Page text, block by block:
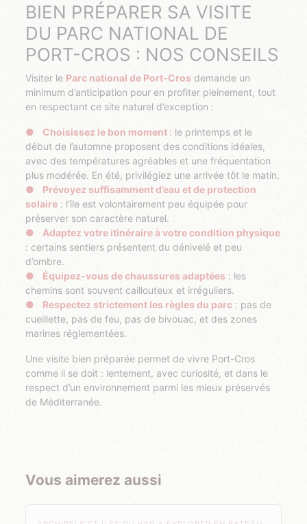
BIEN PRÉPARER SA VISITE
DU PARC NATIONAL DE
PORT-CROS : NOS CONSEILS
Visiter le Parc national de Port-Cros demande un
minimum d’anticipation pour en profiter pleinement, tout
en respectant ce site naturel d’exception :
Choisissez le bon moment : le printemps et le
début de l’automne proposent des conditions idéales,
avec des températures agréables et une fréquentation
plus modérée. En été, privilégiez une arrivée tôt le matin.
Prévoyez suffisamment d’eau et de protection
solaire : l’île est volontairement peu équipée pour
préserver son caractère naturel.
Adaptez votre itinéraire à votre condition physique
: certains sentiers présentent du dénivelé et peu
d’ombre.
Équipez-vous de chaussures adaptées : les
chemins sont souvent caillouteux et irréguliers.
Respectez strictement les règles du parc : pas de
cueillette, pas de feu, pas de bivouac, et des zones
marines réglementées.
Une visite bien préparée permet de vivre Port-Cros
comme il se doit : lentement, avec curiosité, et dans le
respect d’un environnement parmi les mieux préservés
de Méditerranée.
Vous aimerez aussi